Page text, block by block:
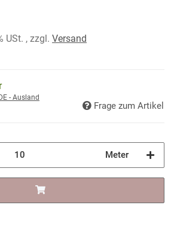
USt. , zzgl. Versand
- Ausland
Frage zum Artikel
Meter